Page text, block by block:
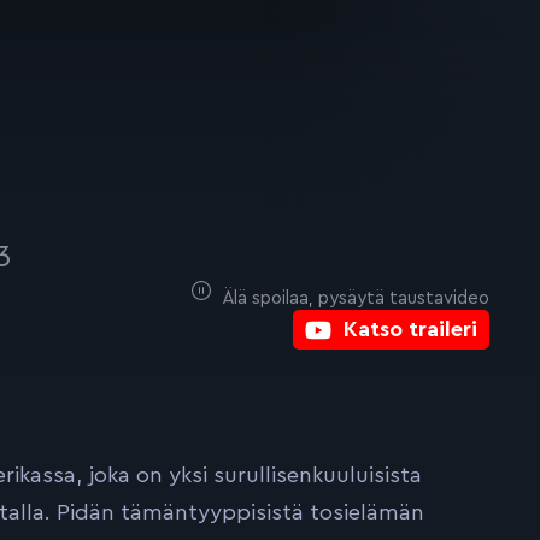
Katso traileri
Älä spoilaa, pysäytä taustavideo
joka on yksi surullisenkuuluisista
Pidän tämäntyyppisistä tosielämän